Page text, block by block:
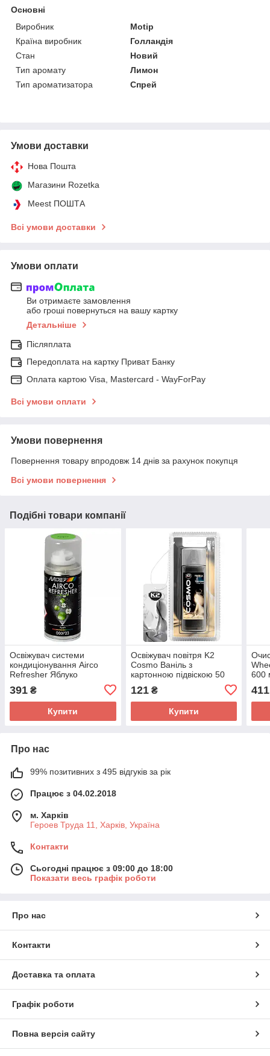
Основні
Виробник
Motip
Країна виробник
Голландія
Стан
Новий
Тип аромату
Лимон
Тип ароматизатора
Спрей
Умови доставки
Нова Пошта
Магазини Rozetka
Meest ПОШТА
Всі умови доставки
Умови оплати
Ви отримаєте замовлення
або гроші повернуться на вашу картку
Детальніше
Післяплата
Передоплата на картку Приват Банку
Оплата картою Visa, Mastercard - WayForPay
Всі умови оплати
Умови повернення
Повернення товару впродовж 14 днів за рахунок покупця
Всі умови повернення
Подібні товари компанії
Освіжувач системи
кондиціонування Airco
Refresher Яблуко
(000723BS) Motip
391 ₴
Купити
Освіжувач повітря K2
Cosmo Ваніль з
картонною підвіскою 50
121₴
Купити
600
411
Про нас
99% позитивних з 495 відгуків за рік
Працює з 04.02.2018
м. Харків
Героев Труда 11, Харків, Україна
Контакти
Сьогодні працює з 09:00 до 18:00
Показати весь графік роботи
Про нас
Контакти
Доставка та оплата
Графік роботи
Повна версія сайту